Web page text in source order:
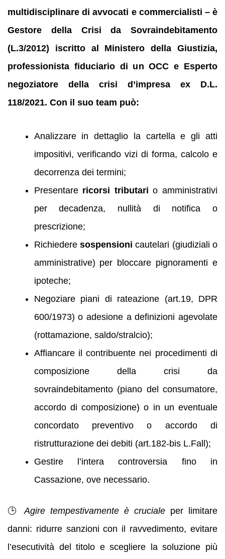
multidisciplinare di avvocati e commercialisti – è
Gestore della Crisi da Sovraindebitamento
(L.3/2012) iscritto al Ministero della Giustizia,
professionista fiduciario di un OCC e Esperto
negoziatore della crisi d’impresa ex D.L.
118/2021. Con il suo team può:
Analizzare in dettaglio la cartella e gli atti
impositivi, verificando vizi di forma, calcolo e
decorrenza dei termini;
Presentare ricorsi tributari o amministrativi
per decadenza, nullità di notifica o
prescrizione;
Richiedere sospensioni cautelari (giudiziali o
amministrative) per bloccare pignoramenti e
ipoteche;
Negoziare piani di rateazione (art.19, DPR
600/1973) o adesione a definizioni agevolate
(rottamazione, saldo/stralcio);
Affiancare il contribuente nei procedimenti di
composizione della crisi da
sovraindebitamento (piano del consumatore,
accordo di composizione) o in un eventuale
concordato preventivo o accordo di
ristrutturazione dei debiti (art.182-bis L.Fall);
Gestire l’intera controversia fino in
Cassazione, ove necessario.
🕒 Agire tempestivamente è cruciale per limitare
danni: ridurre sanzioni con il ravvedimento, evitare
l’esecutività del titolo e scegliere la soluzione più